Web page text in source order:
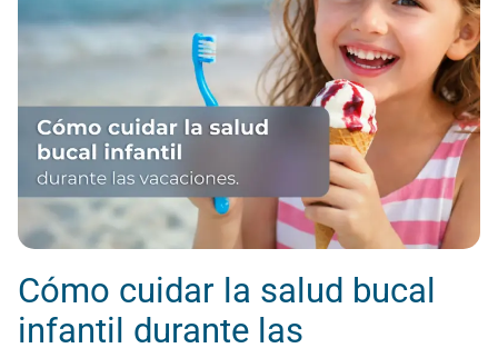
Cómo cuidar la salud bucal
infantil durante las